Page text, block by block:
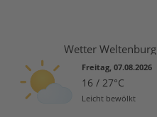
Wetter Weltenburg
Freitag, 07.08.2026
16 / 27°C
Leicht bewölkt